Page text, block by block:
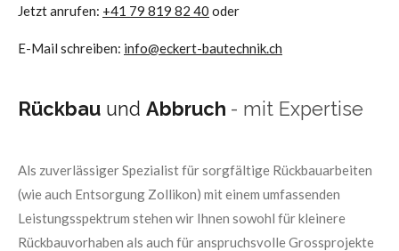
Jetzt anrufen: +41 79 819 82 40 oder
E-Mail schreiben: info@eckert-bautechnik.ch
Rückbau und Abbruch - mit Expertise
Als zuverlässiger Spezialist für sorgfältige Rückbauarbeiten
(wie auch Entsorgung Zollikon) mit einem umfassenden
Leistungsspektrum stehen wir Ihnen sowohl für kleinere
Rückbauvorhaben als auch für anspruchsvolle Grossprojekte